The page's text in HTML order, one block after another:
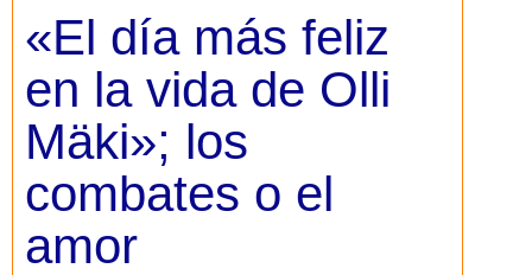
«El día más feliz
en la vida de Olli
Mäki»; los
combates o el
amor